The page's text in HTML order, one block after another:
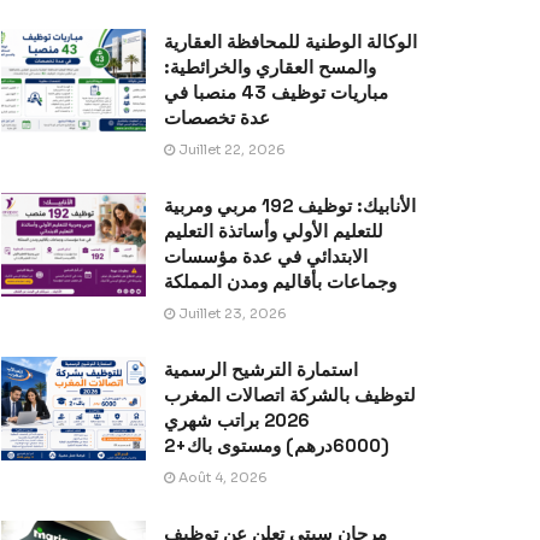
الوكالة الوطنية للمحافظة العقارية
والمسح العقاري والخرائطية:
مباريات توظيف 43 منصبا في
عدة تخصصات
Juillet 22, 2026
الأنابيك: توظيف 192 مربي ومربية
للتعليم الأولي وأساتذة التعليم
الابتدائي في عدة مؤسسات
وجماعات بأقاليم ومدن المملكة
Juillet 23, 2026
استمارة الترشيح الرسمية
لتوظيف بالشركة اتصالات المغرب
2026 براتب شهري
(6000درهم) ومستوى باك+2
Août 4, 2026
مرجان سيتي تعلن عن توظيف